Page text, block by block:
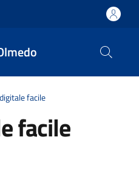
facile
facile